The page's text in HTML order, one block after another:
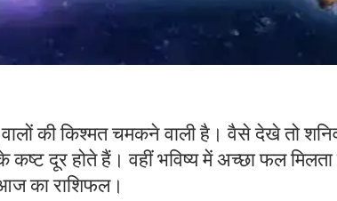
की किश्मत चमकने वाली है। वैसे देखे तो
दूर होते हैं। वहीं भविष्य में अच्छा फल
का राशिफल।